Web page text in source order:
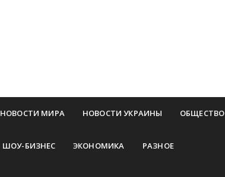
НОВОСТИ МИРА НОВОСТИ УКРАИНЫ ОБЩЕСТВО
ШОУ-БИЗНЕС ЭКОНОМИКА РАЗНОЕ